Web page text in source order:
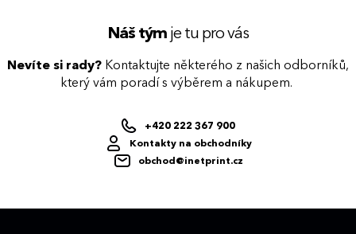
oblíbenými deskami FLIP se uživatel
nemusí loučit ani v příštím roce.
denní a týdenní diáře.
Náš týmje tu pro vás
Nevíte si rady? Kontaktujte některého z našich odborníků,
který vám poradí s výběrem a nákupem.
+420 222 367 900
Kontakty na obchodníky
obchod@inetprint.cz